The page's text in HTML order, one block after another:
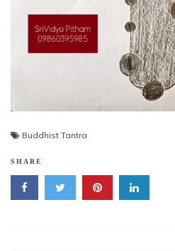
Buddhist Tantra
SHARE